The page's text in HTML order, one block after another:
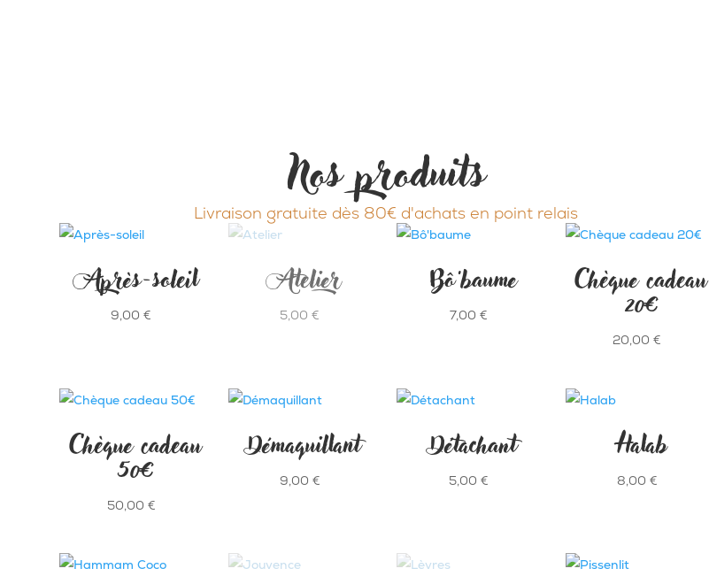
Nos produits
Livraison gratuite dès 80€ d'achats en point relais
Après-soleil
9,00€
Atelier
5,00€
Bô’baume
7,00 €
Chèque cadeau
20€
20,00€
Chèque cadeau
50€
50,00 €
Démaquillant
9,00 €
Détachant
5,00 €
Halab
8,00 €